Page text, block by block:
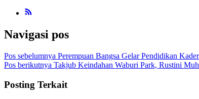
Navigasi pos
Pos sebelumnya Perempuan Bangsa Gelar Pendidikan
Pos berikutnya Takjub Keindahan Waburi Park, Rustini
Posting Terkait